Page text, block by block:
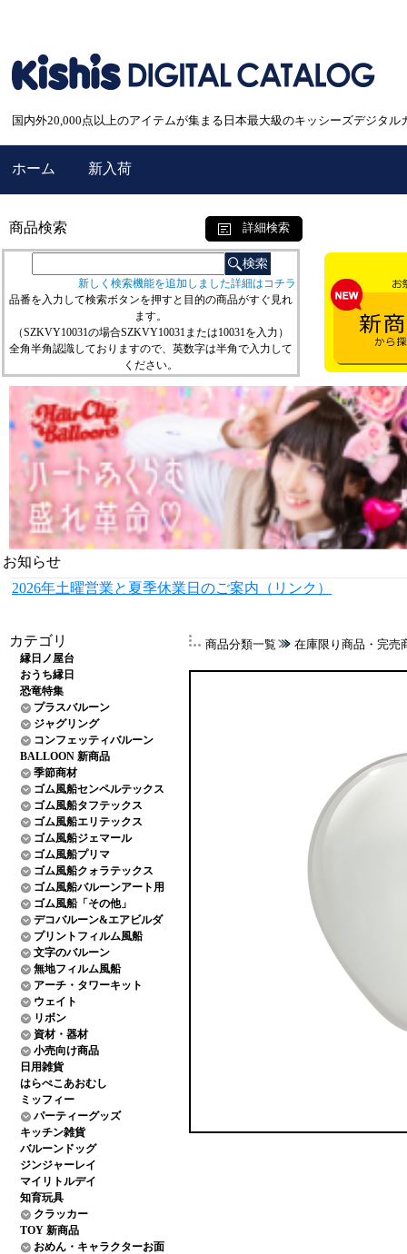
国内外20,000点以上のアイテムが集まる日本最大級のキッシーズデジタル
ホーム 新入荷
商品検索 詳細検索
新しく検索機能を追加しました詳細はコチラ
品番を入力して検索ボタンを押すと目的の商品がすぐ見れ
ます。
（SZKVY10031の場合SZKVY10031または10031を入力）
全角半角認識しておりますので、英数字は半角で入力して
ください。
お知らせ
2026年土曜営業と夏季休業日のご案内（リンク）
カテゴリ
縁日ノ屋台
おうち縁日
恐竜特集
プラスバルーン
ジャグリング
コンフェッティバルーン
BALLOON 新商品
季節商材
ゴム風船センペルテックス
ゴム風船タフテックス
ゴム風船エリテックス
ゴム風船ジェマール
ゴム風船プリマ
ゴム風船クォラテックス
ゴム風船バルーンアート用
ゴム風船「その他」
デコバルーン&エアビルダ
プリントフィルム風船
文字のバルーン
無地フィルム風船
アーチ・タワーキット
ウェイト
リボン
資材・器材
小売向け商品
日用雑貨
はらぺこあおむし
ミッフィー
パーティーグッズ
キッチン雑貨
バルーンドッグ
ジンジャーレイ
マイリトルデイ
知育玩具
クラッカー
TOY 新商品
おめん・キャラクターお面
商品分類一覧 在庫限り商品・完売